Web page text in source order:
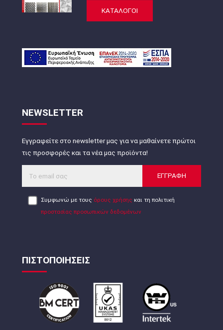
ΚΑΤΑΛΟΓΟΙ
NEWSLETTER
Εγγραφείτε στο newsletter μας για να μαθαίνετε πρώτοι
τις προσφορές και τα νέα μας προϊόντα!
ΕΓΓΡΑΦΗ
Συμφωνώ με τους όρους χρήσης και τη πολιτική
προστασίας προσωπικών δεδομένων
ΠΙΣΤΟΠΟΙΗΣΕΙΣ